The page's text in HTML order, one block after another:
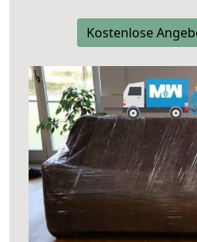
Kostenlose